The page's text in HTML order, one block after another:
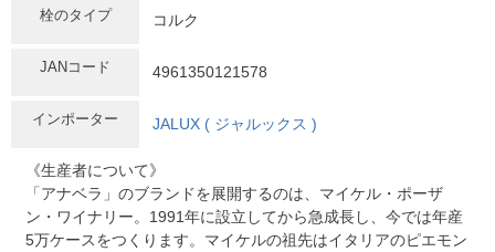
栓のタイプ コルク
JANコード 4961350121578
インポーター JALUX ( ジャルックス )
《生産者について》
「アナベラ」のブランドを展開するのは、マイケル・ポーザ
ン・ワイナリー。1991年に設立してから急成長し、今では年産
5万ケースをつくります。マイケルの祖先はイタリアのピエモン